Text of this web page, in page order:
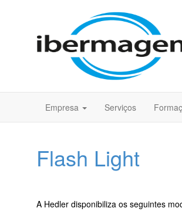
Empresa Serviços
Flash Light
A Hedler disponibiliza os seguintes